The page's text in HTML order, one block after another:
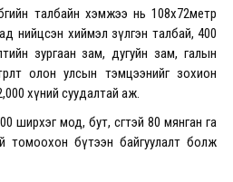
талбайн хэмжээ нь 108x72метр
нийцсэн хиймэл зүлгэн талбай, 400
зургаан зам, дугуйн зам, галын
олон улсын тэмцээнийг зохион
хүний суудалтай аж.
ширхэг мод, бут, сөөгтэй 80 мянган га
томоохон бүтээн байгуулалт болж